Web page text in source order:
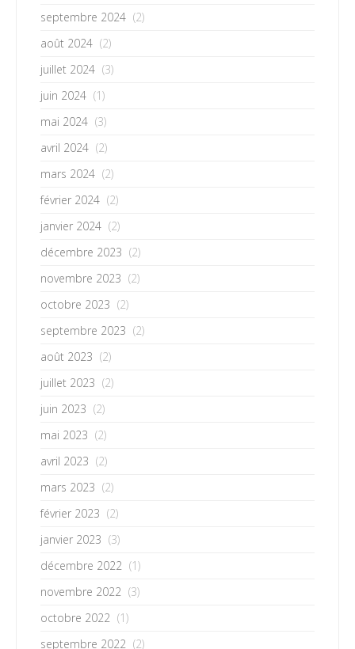
septembre 2024 (2)
août 2024 (2)
juillet 2024 (3)
juin 2024 (1)
mai 2024 (3)
avril 2024 (2)
mars 2024 (2)
février 2024 (2)
janvier 2024 (2)
décembre 2023 (2)
novembre 2023 (2)
octobre 2023 (2)
septembre 2023 (2)
août 2023 (2)
juillet 2023 (2)
juin 2023 (2)
mai 2023 (2)
avril 2023 (2)
mars 2023 (2)
février 2023 (2)
janvier 2023 (3)
décembre 2022 (1)
novembre 2022 (3)
octobre 2022 (1)
septembre 2022 (2)